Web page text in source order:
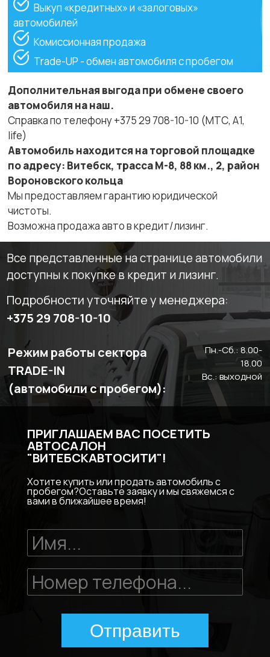
Выкуп «кредитных» и «залоговых»
автомобилей
Комиссионная продажа
Trade-UP - обмен автомобиля с пробегом
Дополнительная выгода при обмене своего
автомобиля на наш.
Справка по телефону +375 29 708-10-10 (МТС, A1,
life)
Автомобиль находится на торговой площадке
по адресу: Витебск, трасса М-8, 88 км., 2, район
Вороновского кольца
Мы предоставляем гарантию юридической
чистоты.
Возможна продажа авто в кредит/лизинг.
Все представленные на странице автомобили
доступны к покупке в кредит и лизинг.
Подробности уточняйте у менеджера:
+375 29 708-10-10
Режим работы сектора
TRADE-IN
(автомобили с пробегом):
Пн.-Сб.: 8.00-
18.00
Вс.: выходной
ПРИГЛАШАЕМ ВАС ПОСЕТИТЬ
АВТОСАЛОН
"ВИТЕБСКАВТОСИТИ"!
Хотите купить или продать автомобиль с
пробегом?Оставьте заявку и мы свяжемся с
вами в ближайшее время!
Отправить